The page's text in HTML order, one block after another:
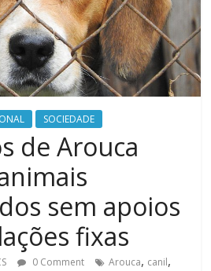
SOCIEDADE
de Arouca
sem apoios
fixas
0 Comment Arouca, canil,